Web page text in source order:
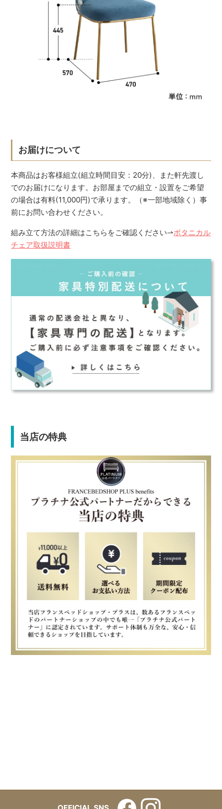
お届けについて
本商品はお客様組立(組立時間目安：20分)、また軒先渡し
でのお届けになります。お部屋までの組立・設置をご希望
の場合は有料(11,000円)で承ります。（※一部地域除く）事
前にお問い合わせください。
組み立て方法の詳細はこちらをご確認ください⇀ボタニカル
チェア取扱説明書
当店の特典